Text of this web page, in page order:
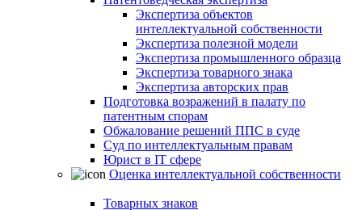
Экспертиза объектов
интеллектуальной собственности
Экспертиза полезной модели
Экспертиза промышленного образца
Экспертиза товарного знака
Экспертиза авторских прав
Подготовка возражений в палату по
патентным спорам
Обжалование решений ППС в суде
Суд по интеллектуальным правам
Юрист в IT сфере
Оценка интеллектуальной собственности
Товарных знаков